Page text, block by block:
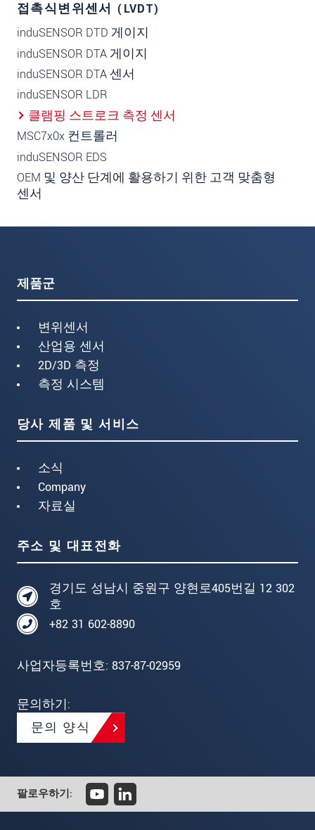
접촉식변위센서 (LVDT)
induSENSOR DTD 게이지
induSENSOR DTA 게이지
induSENSOR DTA 센서
induSENSOR LDR
클램핑 스트로크 측정 센서
MSC7x0x 컨트롤러
induSENSOR EDS
OEM 및 양산 단계에 활용하기 위한 고객 맞춤형
센서
제품군
변위센서
산업용 센서
2D/3D 측정
측정 시스템
당사 제품 및 서비스
소식
Company
자료실
주소 및 대표전화
경기도 성남시 중원구 양현로405번길 12 302
호
+82 31 602-8890
사업자등록번호: 837-87-02959
문의하기:
문의 양식
팔로우하기: